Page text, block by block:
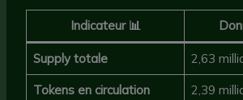
Indicateur 📊
Supply totale 2,63
Tokens en circulation 2,39